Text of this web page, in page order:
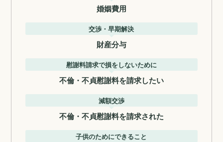
婚姻費用
交渉・早期解決
財産分与
慰謝料請求で損をしないために
不倫・不貞慰謝料を請求したい
減額交渉
不倫・不貞慰謝料を請求された
子供のためにできること